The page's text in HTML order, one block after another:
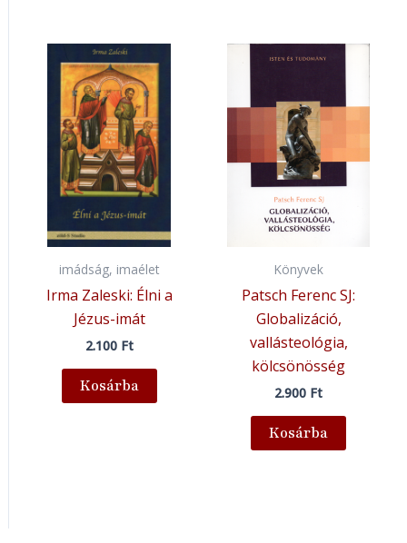
imádság, imaélet
Irma Zaleski: Élni a
Jézus-imát
2.100 Ft
Kosárba
Könyvek
Patsch Ferenc SJ:
Globalizáció,
vallásteológia,
kölcsönösség
2.900 Ft
Kosárba